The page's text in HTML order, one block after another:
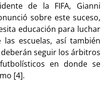
de la FIFA, Gianni
sobre este suceso,
educación para luchar
escuelas, así también
seguir los árbitros
en donde se
[4].